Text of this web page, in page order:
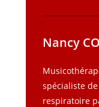
Nancy
spécialiste
respiratoire